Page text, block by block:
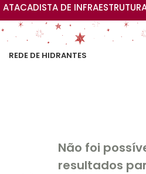
ATACADISTA DE
REDE DE HIDRANTES
Não foi
resultados